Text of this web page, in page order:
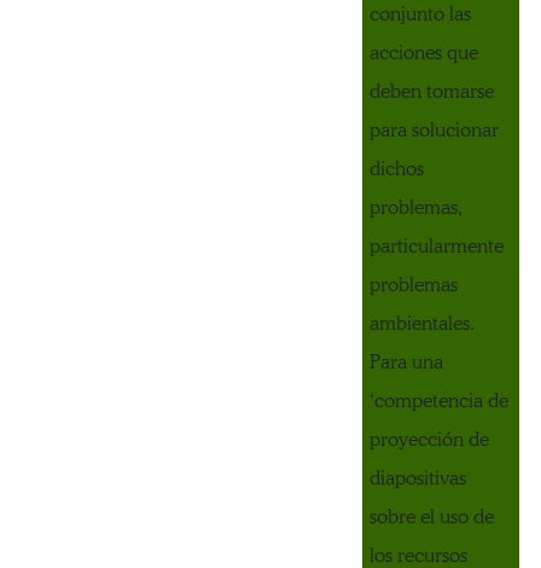
conjunto las
acciones que
deben tomarse
para solucionar
dichos
problemas,
particularmente
problemas
ambientales.
Para una
‘competencia de
proyección de
diapositivas
sobre el uso de
los recursos